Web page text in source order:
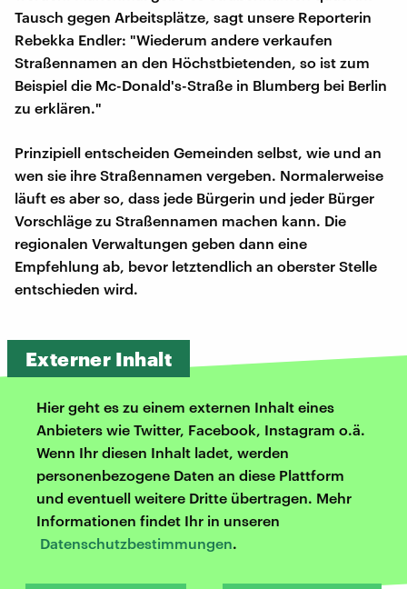
Tausch gegen Arbeitsplätze, sagt unsere Reporterin
Rebekka Endler: "Wiederum andere verkaufen
Straßennamen an den Höchstbietenden, so ist zum
Beispiel die Mc-Donald's-Straße in Blumberg bei Berlin
zu erklären."
Prinzipiell entscheiden Gemeinden selbst, wie und an
wen sie ihre Straßennamen vergeben. Normalerweise
läuft es aber so, dass jede Bürgerin und jeder Bürger
Vorschläge zu Straßennamen machen kann. Die
regionalen Verwaltungen geben dann eine
Empfehlung ab, bevor letztendlich an oberster Stelle
entschieden wird.
Externer Inhalt
Hier geht es zu einem externen Inhalt eines
Anbieters wie Twitter, Facebook, Instagram o.ä.
Wenn Ihr diesen Inhalt ladet, werden
personenbezogene Daten an diese Plattform
und eventuell weitere Dritte übertragen. Mehr
Informationen findet Ihr in unseren
Datenschutzbestimmungen.